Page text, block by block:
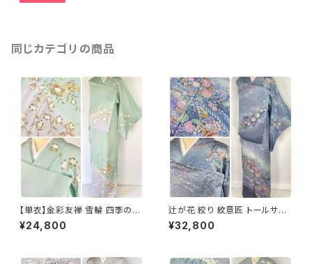
同じカテゴリの商品
【単衣】金彩友禅 雪輪 四季の
花々 正絹 訪問着 黄緑 青緑 紫
1418
¥24,800
辻が花 絞り 紋意匠 トールサイ
ズ 金彩 訪問着 正絹 袷 青 ブル
ー 紫 1273
¥32,800